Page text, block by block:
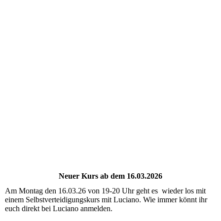
Neuer Kurs ab dem 16.03.2026
Am Montag den 16.03.26 von 19-20 Uhr geht es wieder los mit
einem Selbstverteidigungskurs mit Luciano. Wie immer könnt ihr
euch direkt bei Luciano anmelden.